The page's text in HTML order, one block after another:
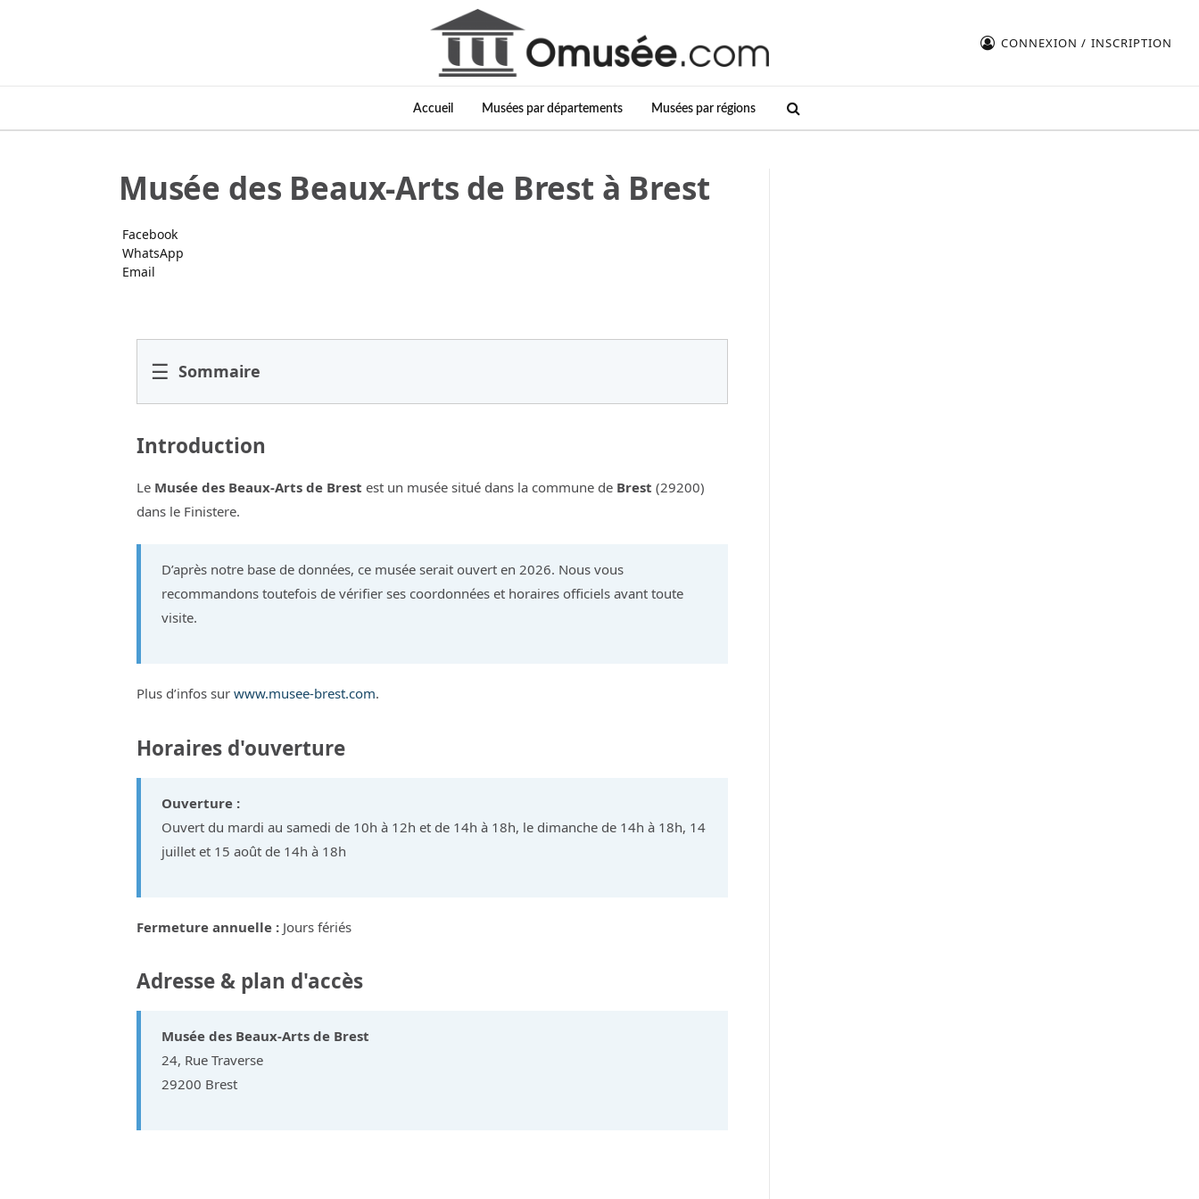
CONNEXION / INSCRIPTION
Accueil Musées par départements Musées par régions
Musée des Beaux-Arts de Brest à Brest
Facebook
WhatsApp
Email
☰ Sommaire
Introduction
Le Musée des Beaux-Arts de Brest est un musée situé dans la commune de Brest (29200)
dans le Finistere.
D’après notre base de données, ce musée serait ouvert en 2026. Nous vous
recommandons toutefois de vérifier ses coordonnées et horaires officiels avant toute
visite.
Plus d’infos sur www.musee-brest.com.
Horaires d'ouverture
Ouverture :
Ouvert du mardi au samedi de 10h à 12h et de 14h à 18h, le dimanche de 14h à 18h, 14
juillet et 15 août de 14h à 18h
Fermeture annuelle : Jours fériés
Adresse & plan d'accès
Musée des Beaux-Arts de Brest
24, Rue Traverse
29200 Brest